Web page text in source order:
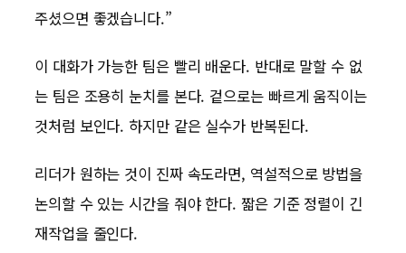
주셨으면 좋겠습니다.”
이 대화가 가능한 팀은 빨리 배운다. 반대로 말할 수 없
는 팀은 조용히 눈치를 본다. 겉으로는 빠르게 움직이는
것처럼 보인다. 하지만 같은 실수가 반복된다.
리더가 원하는 것이 진짜 속도라면, 역설적으로 방법을
논의할 수 있는 시간을 줘야 한다. 짧은 기준 정렬이 긴
재작업을 줄인다.